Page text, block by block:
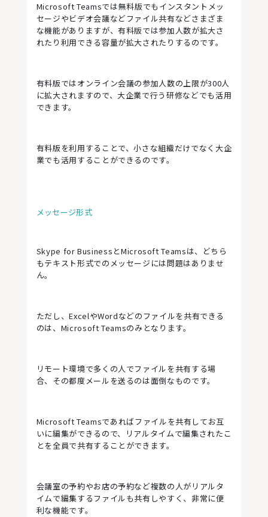
Microsoft Teamsでは無料版でもインスタントメッ
セージやビデオ会議などファイル共有などさまざま
な機能がありますが、有料版では参加人数が拡大さ
れたり利用できる容量が拡大されたりするのです。
有料版ではオンライン会議の参加人数の上限が300人
に拡大されますので、大企業で行う研修などでも活用
できます。
有料版を利用することで、小さな組織だけでなく大企
業でも活用することができるのです。
メッセージ形式
Skype for BusinessとMicrosoft Teamsは、どちら
もテキスト形式でのメッセージには問題はありませ
ん。
ただし、ExcelやWordなどのファイルを共有できる
のは、Microsoft Teamsのみとなります。
リモート環境で多くの人でファイルを共有する場
合、その都度メールを送るのは面倒なものです。
Microsoft Teamsであればファイルを共有してお互
いに編集ができるので、リアルタイムで編集されたこ
とを全員で共有することができます。
会議室の予約やお店の予約など複数の人がリアルタ
イムで編集するファイルも共有しやすく、非常に便
利な機能です。